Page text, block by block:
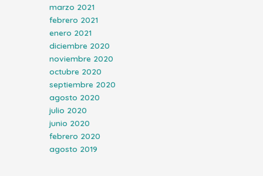
marzo 2021
febrero 2021
enero 2021
diciembre 2020
noviembre 2020
octubre 2020
septiembre 2020
agosto 2020
julio 2020
junio 2020
febrero 2020
agosto 2019